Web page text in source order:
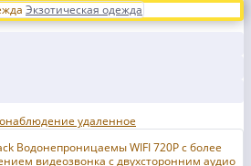
Экзотическая одежда